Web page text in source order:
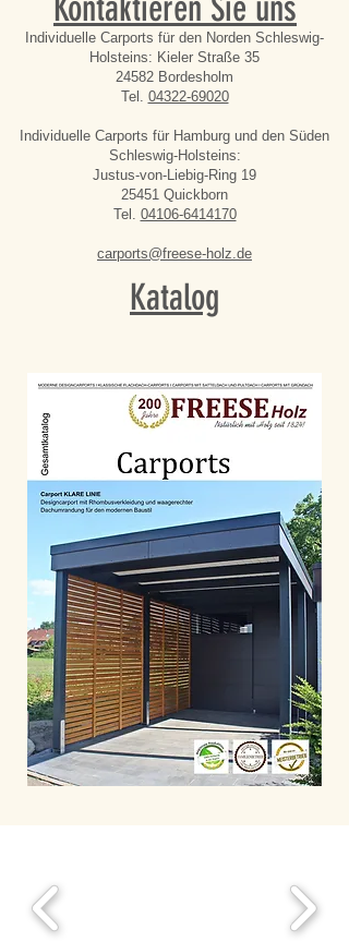
Individuelle Carports für den Norden Schleswig-
Holsteins: Kieler Straße 35
24582 Bordesholm
Tel. 04322-69020
Individuelle Carports für Hamburg und den Süden
Schleswig-Holsteins:
Justus-von-Liebig-Ring 19
25451 Quickborn
Tel. 04106-6414170
carports@freese-holz.de
Katalog